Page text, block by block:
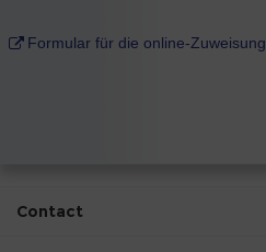
Formular für die online-Zuweisung
Contact